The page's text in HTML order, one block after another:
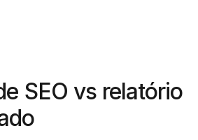
SEO vs relatório